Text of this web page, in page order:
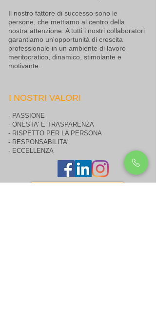
Il nostro fattore di successo sono le
persone, che mettiamo al centro della
nostra attenzione. A tutti i nostri collaboratori
garantiamo un'opportunità di crescita
professionale in un ambiente di lavoro
meritocratico, dinamico, stimolante e
motivante.
I NOSTRI VALORI
- PASSIONE
- ONESTA' E TRASPARENZA
- RISPETTO PER LA PERSONA
- RESPONSABILITA'
- ECCELLENZA